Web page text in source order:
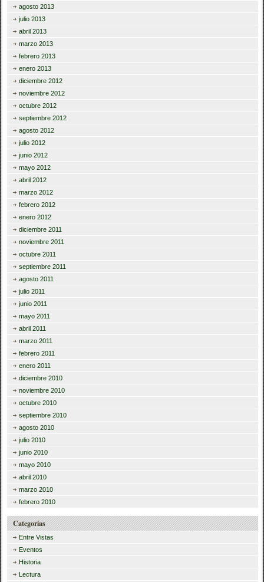
agosto 2013
julio 2013
abril 2013
marzo 2013
febrero 2013
enero 2013
diciembre 2012
noviembre 2012
octubre 2012
septiembre 2012
agosto 2012
julio 2012
junio 2012
mayo 2012
abril 2012
marzo 2012
febrero 2012
enero 2012
diciembre 2011
noviembre 2011
octubre 2011
septiembre 2011
agosto 2011
julio 2011
junio 2011
mayo 2011
abril 2011
marzo 2011
febrero 2011
enero 2011
diciembre 2010
noviembre 2010
octubre 2010
septiembre 2010
agosto 2010
julio 2010
junio 2010
mayo 2010
abril 2010
marzo 2010
febrero 2010
Categorías
Entre Vistas
Eventos
Historia
Lectura